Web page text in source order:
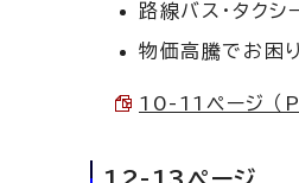
路線バス・タク
物価高騰でお困
10-11ページ